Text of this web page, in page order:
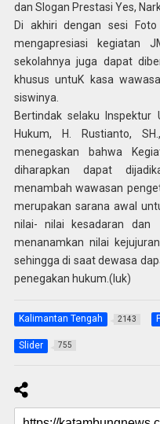
dan Slogan Prestasi Yes,
Di akhiri dengan sesi
mengapresiasi kegiatan
sekolahnya juga dapat
khusus untuK kasa
siswinya.
Bertindak selaku Inspektur
Hukum, H. Rustianto,
menegaskan bahwa
diharapkan dapat
menambah wawasan
merupakan sarana awal
nilai- nilai kesadaran
menanamkan nilai
sehingga di saat dewasa
penegakan hukum.(luk)
Kalimantan Tengah 2143
Slider 755